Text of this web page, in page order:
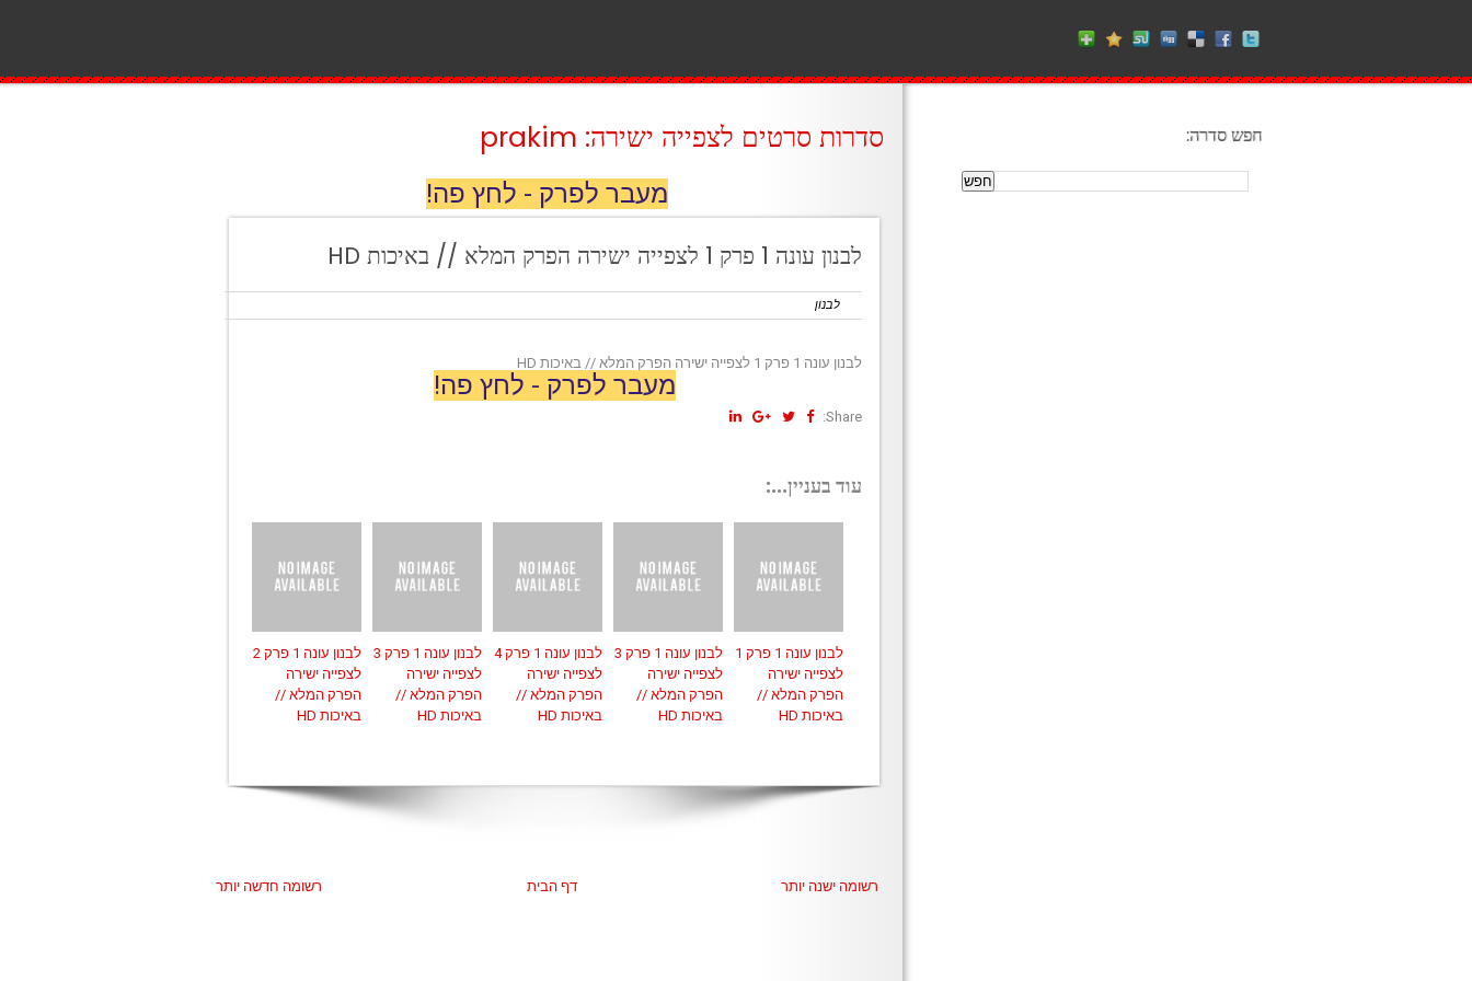
סדרות סרטים לצפייה ישירה: prakim
מעבר לפרק - לחץ פה!
לבנון עונה 1 פרק 1 לצפייה ישירה הפרק המלא // באיכות HD
לבנון
לבנון עונה 1 פרק 1 לצפייה ישירה הפרק המלא // באיכות HD
מעבר לפרק - לחץ פה!
Share:
עוד בעניין...:
לבנון עונה 1 פרק 2
לצפייה ישירה
הפרק המלא //
באיכות HD
לבנון עונה 1 פרק 3
לצפייה ישירה
הפרק המלא //
באיכות HD
לבנון עונה 1 פרק 4
לצפייה ישירה
הפרק המלא //
באיכות HD
לבנון עונה 1 פרק 3
לצפייה ישירה
הפרק המלא //
באיכות HD
לבנון עונה 1 פרק 1
לצפייה ישירה
הפרק המלא //
באיכות HD
רשומה חדשה יותר רשומה ישנה יותר דף הבית
חפש סדרה: